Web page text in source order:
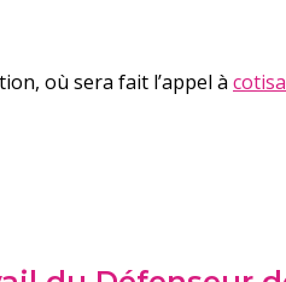
où sera fait l’appel à